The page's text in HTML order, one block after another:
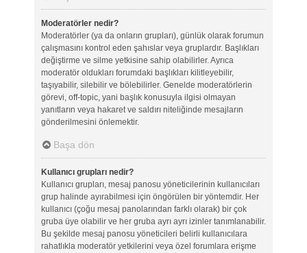
Moderatörler nedir?
Moderatörler (ya da onların grupları), günlük olarak forumun
çalışmasını kontrol eden şahıslar veya gruplardır. Başlıkları
değiştirme ve silme yetkisine sahip olabilirler. Ayrıca
moderatör oldukları forumdaki başlıkları kilitleyebilir,
taşıyabilir, silebilir ve bölebilirler. Genelde moderatörlerin
görevi, off-topic, yani başlık konusuyla ilgisi olmayan
yanıtların veya hakaret ve saldırı niteliğinde mesajların
gönderilmesini önlemektir.
Başa dön
Kullanıcı grupları nedir?
Kullanıcı grupları, mesaj panosu yöneticilerinin kullanıcıları
grup halinde ayırabilmesi için öngörülen bir yöntemdir. Her
kullanıcı (çoğu mesaj panolarından farklı olarak) bir çok
gruba üye olabilir ve her gruba ayrı ayrı izinler tanımlanabilir.
Bu şekilde mesaj panosu yöneticileri belirli kullanıcılara
rahatlıkla moderatör yetkilerini veya özel forumlara erişme